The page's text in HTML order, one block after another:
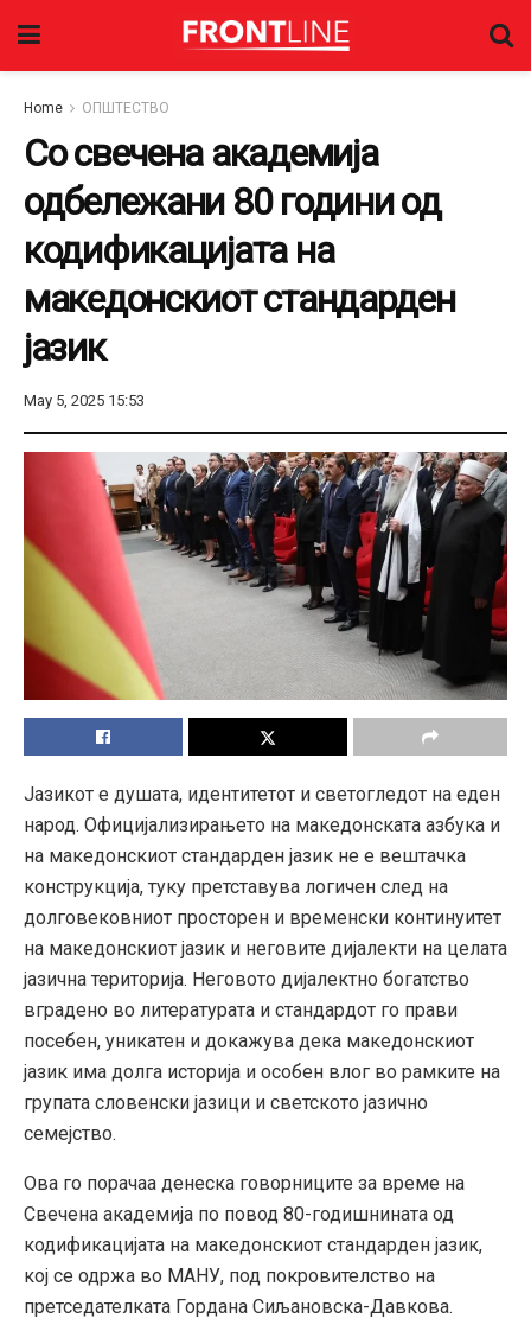
Home ОПШТЕСТВО
Со свечена академија
одбележани 80 години од
кодификацијата на
македонскиот стандарден
јазик
May 5, 2025 15:53
Јазикот е душата, идентитетот и светогледот на еден
народ. Официјализирањето на македонската азбука и
на македонскиот стандарден јазик не е вештачка
конструкција, туку претставува логичен след на
долговековниот просторен и временски континуитет
на македонскиот јазик и неговите дијалекти на целата
јазична територија. Неговото дијалектно богатство
вградено во литературата и стандардот го прави
посебен, уникатен и докажува дека македонскиот
јазик има долга историја и особен влог во рамките на
групата словенски јазици и светското јазично
семејство.
Ова го порачаа денеска говорниците за време на
Свечена академија по повод 80-годишнината од
кодификацијата на македонскиот стандарден јазик,
кој се одржа во МАНУ, под покровителство на
претседателката Гордана Сиљановска-Давкова.